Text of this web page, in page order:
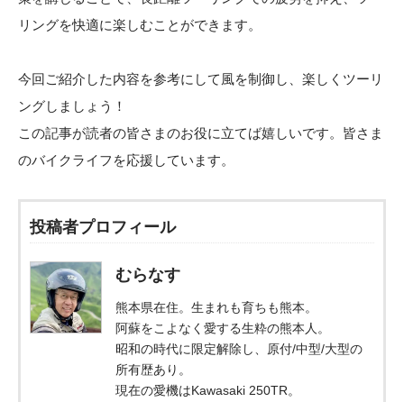
リングを快適に楽しむことができます。
今回ご紹介した内容を参考にして風を制御し、楽しくツーリ
ングしましょう！
この記事が読者の皆さまのお役に立てば嬉しいです。皆さま
のバイクライフを応援しています。
投稿者プロフィール
むらなす
熊本県在住。生まれも育ちも熊本。
阿蘇をこよなく愛する生粋の熊本人。
昭和の時代に限定解除し、原付/中型/大型の
所有歴あり。
現在の愛機はKawasaki 250TR。